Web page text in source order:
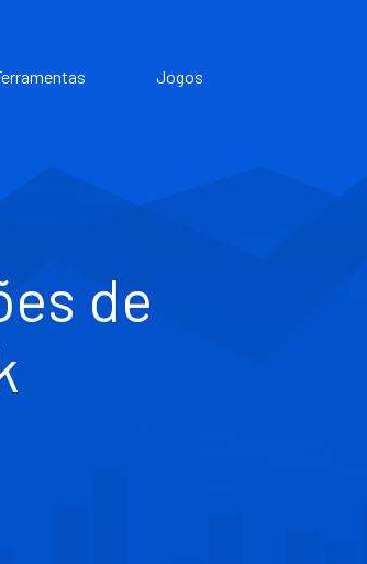
Jogos
de